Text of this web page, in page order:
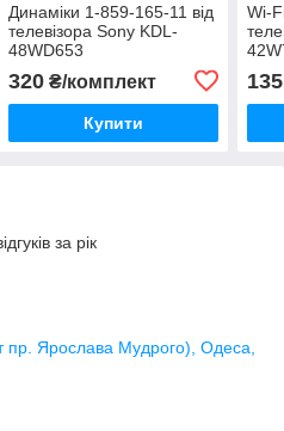
Динаміки 1-859-165-11 від
телевізора Sony KDL-
48WD653
320₴/комплект
Купити
Wi-
135
за рік
пр. Ярослава Мудрого), Одеса,